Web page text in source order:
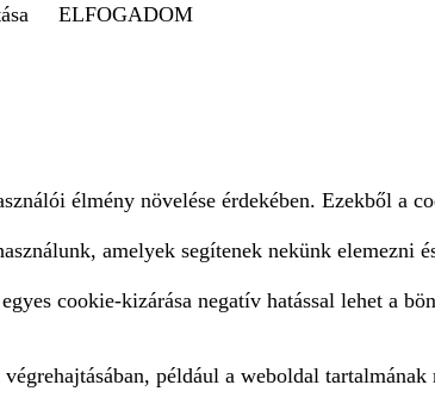
ELFOGADOM
élmény növelése érdekében. Ezekből a
amelyek segítenek nekünk elemezni
cookie-kizárása negatív hatással lehet a
például a weboldal